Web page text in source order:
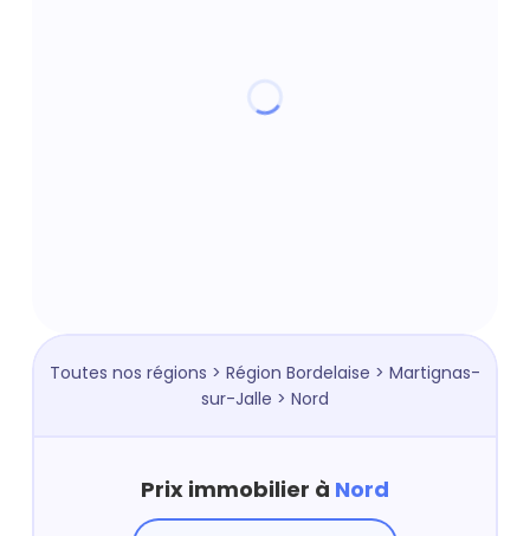
Toutes nos régions > Région Bordelaise > Martignas-
sur-Jalle > Nord
Prix immobilier à Nord